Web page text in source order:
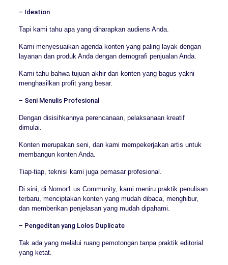
– Ideation
Tapi kami tahu apa yang diharapkan audiens Anda.
Kami menyesuaikan agenda konten yang paling layak dengan
layanan dan produk Anda dengan demografi penjualan Anda.
Kami tahu bahwa tujuan akhir dari konten yang bagus yakni
menghasilkan profit yang besar.
– Seni Menulis Profesional
Dengan disisihkannya perencanaan, pelaksanaan kreatif
dimulai.
Konten merupakan seni, dan kami mempekerjakan artis untuk
membangun konten Anda.
Tiap-tiap, teknisi kami juga pemasar profesional.
Di sini, di Nomor1.us Community, kami meniru praktik penulisan
terbaru, menciptakan konten yang mudah dibaca, menghibur,
dan memberikan penjelasan yang mudah dipahami.
– Pengeditan yang Lolos Duplicate
Tak ada yang melalui ruang pemotongan tanpa praktik editorial
yang ketat.